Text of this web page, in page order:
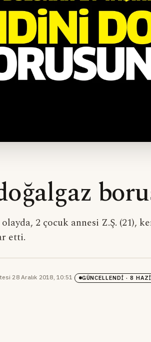
2 çocuk annesi Z.Ş. (21),
etti.
·28 Aralık 2018, 10:51· GÜNCELLENDI · 8